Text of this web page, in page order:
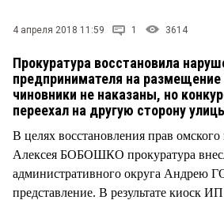
4 апреля 2018 11:59 1 3614
Прокуратура восстановила
предпринимателя на размещение
чиновники не наказаны, но
переехал на другую сторону
В целях восстановления прав
Алексея БОБОШКО прокуратура
административного округа Андрею
представление. В результате